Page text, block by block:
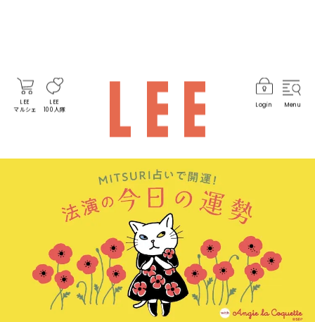
LEE
マルシェ
LEE
100人隊
Login Menu